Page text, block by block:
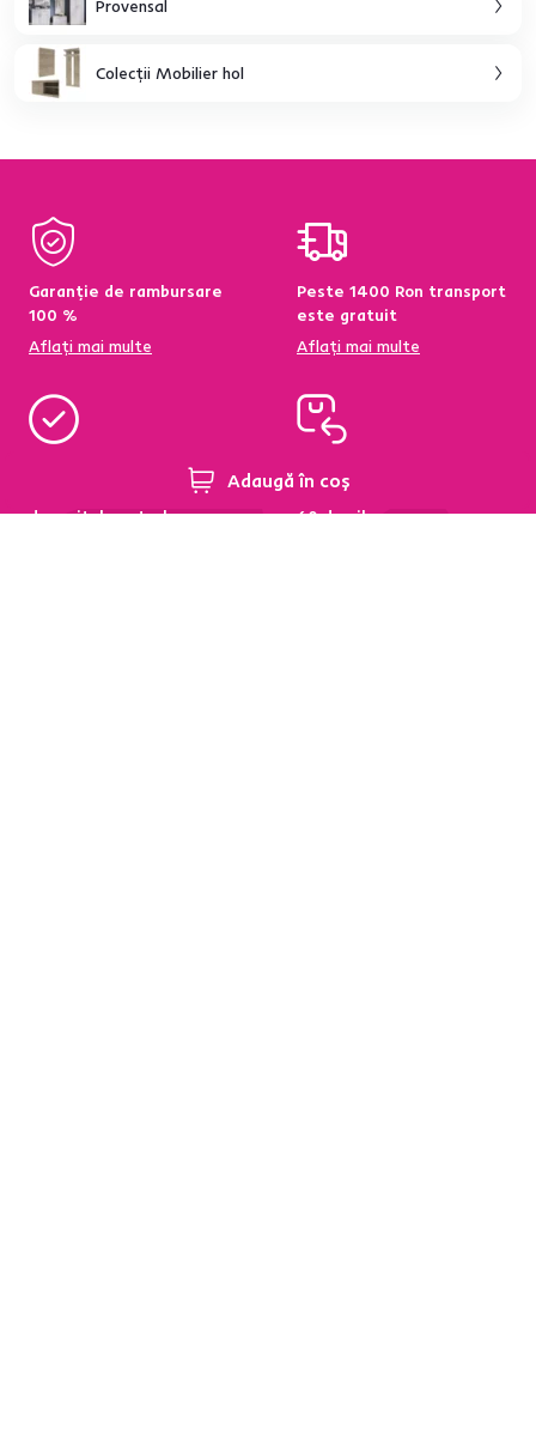
Adaugă în coș
Provensal
Colecţii Mobilier hol
Garanție de rambursare
100 %
Aflați mai multe
Peste 1400 Ron transport
este gratuit
Aflați mai multe
disponibile pe stoc în
depozitul central
Condiții de returnare a
produselor în termen de
60 de zile